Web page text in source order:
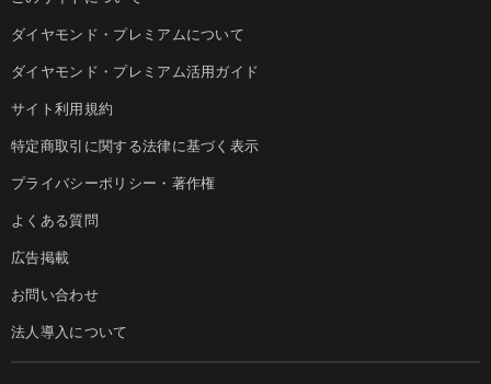
ダイヤモンド・プレミアムについて
ダイヤモンド・プレミアム活用ガイド
サイト利用規約
特定商取引に関する法律に基づく表示
プライバシーポリシー・著作権
よくある質問
広告掲載
お問い合わせ
法人導入について